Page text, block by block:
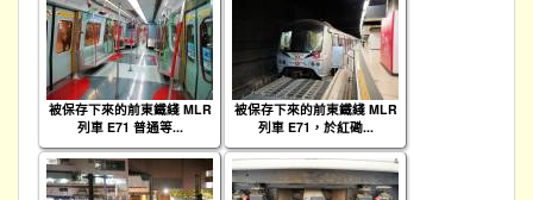
被保存下來的前東鐵綫 MLR
列車 E71 普通等...
被保存下來的前東鐵綫 MLR
列車 E71，於紅磡...